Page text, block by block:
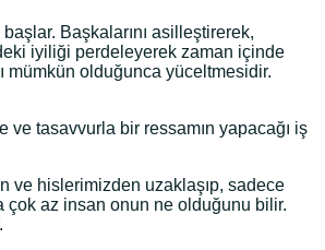
Başkalarını asilleştirerek,
iyiliği perdeleyerek zaman içinde
mümkün olduğunca yüceltmesidir.
ve tasavvurla bir ressamın yapacağı iş
ve hislerimizden uzaklaşıp, sadece
çok az insan onun ne olduğunu bilir.